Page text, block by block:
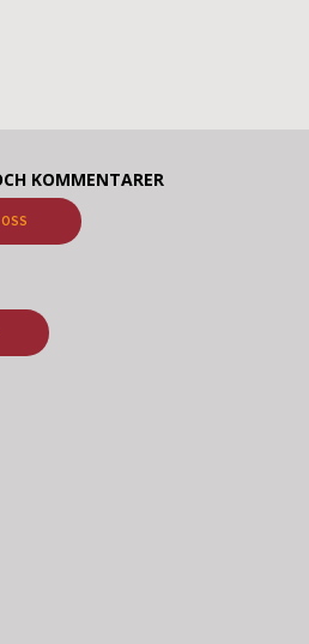
KOMMENTARER